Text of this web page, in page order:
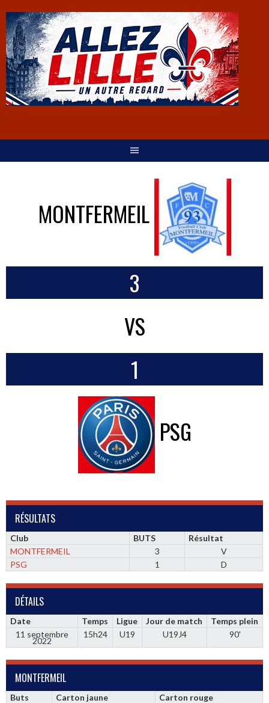
MONTFERMEIL
3
VS
1
PSG
RÉSULTATS
Club BUTS
Résultat
MONTFERMEIL
3
V
PSG
1 D
DÉTAILS
Date Temps Ligue Jour de match
Temps plein
11 septembre
2022
15h24 U19 U19J4 90'
MONTFERMEIL
Buts Carton jaune
Carton rouge